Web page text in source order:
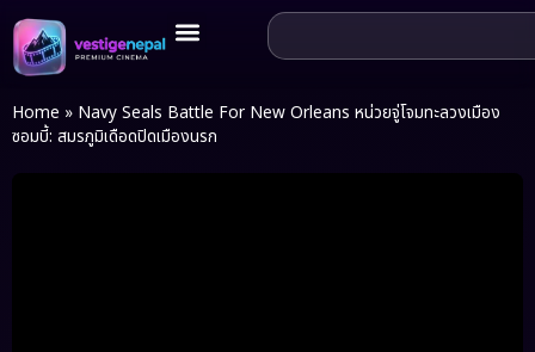
Home » Navy Seals Battle For New Orleans หน่วยจู่โจมทะลวงเมือง
ซอมบี้: สมรภูมิเดือดปิดเมืองนรก